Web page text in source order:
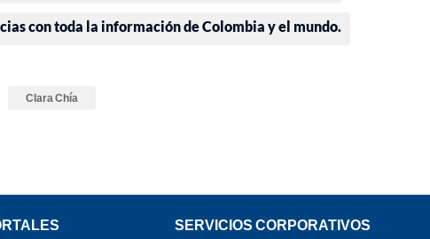
con toda la información de Colombia y el mundo.
Clara Chía
SERVICIOS CORPORATIVOS